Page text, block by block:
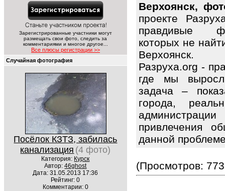
Зарегистрированные участники могут
размещать свои фото, следить за
комментариями и многое другое...
Все плюсы регистрации >>
Случайная фотография
Посёлок КЗТЗ, забилась
канализация (4 фото)
Категория: Курск
Автор:46ghost
Дата: 31.05.2013 17:36
Рейтинг: 0
Комментарии: 0
Верхоянск,
проекте
правдивые
которых не
Верхоянск.
Разруха.org -
где мы
задача –
города,
привлечения
данной
(Просмотров: